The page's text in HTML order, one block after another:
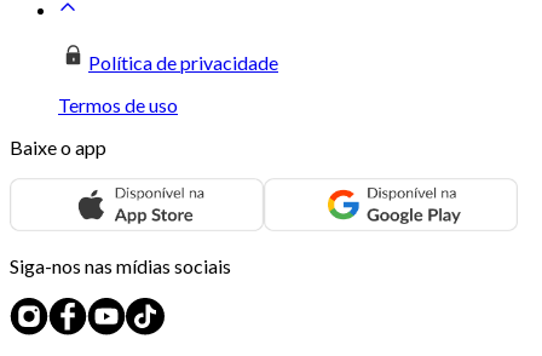
Política de privacidade
Termos de uso
Baixe o app
Siga-nos nas mídias sociais